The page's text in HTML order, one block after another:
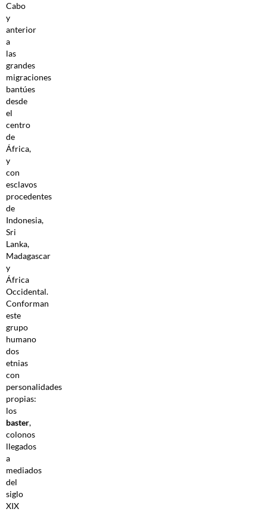
Cabo
y
anterior
a
las
grandes
migraciones
bantúes
desde
el
centro
de
África,
y
con
esclavos
procedentes
de
Indonesia,
Sri
Lanka,
Madagascar
y
África
Occidental.
Conforman
este
grupo
humano
dos
etnias
con
personalidades
propias:
los
baster,
colonos
llegados
a
mediados
del
siglo
XIX